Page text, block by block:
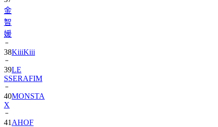
智
媛
38
39LE
SSERAFIM
40MONSTA
X
41
42 BTOB